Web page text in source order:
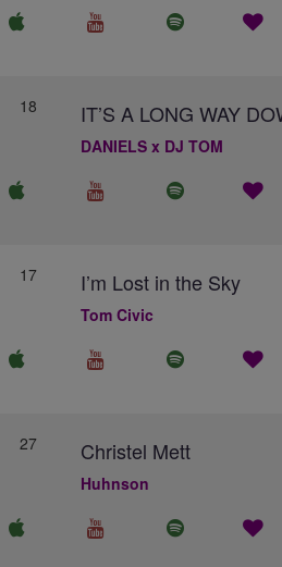
18 IT’S A LONG WAY
DANIELS x DJ TOM
17 I’m Lost in the Sky
Tom Civic
27 Christel Mett
Huhnson